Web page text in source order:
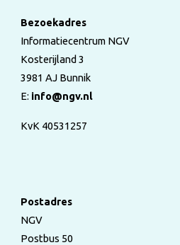
Bezoekadres
Informatiecentrum NGV
Kosterijland 3
3981 AJ Bunnik
E: info@ngv.nl
KvK 40531257
Postadres
NGV
Postbus 50